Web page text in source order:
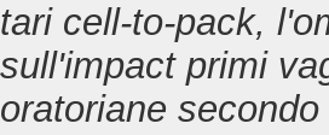
tari cell-to-pack,
sull'impact primi
oratoriane